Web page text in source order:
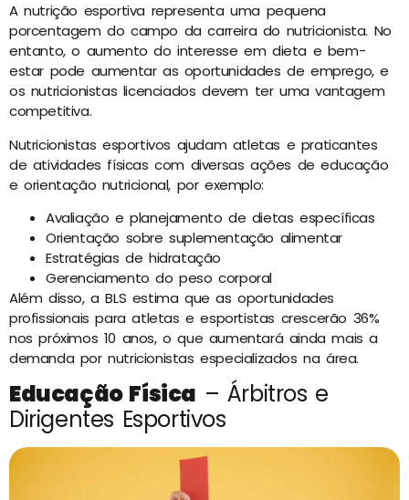
A nutrição esportiva representa uma pequena
porcentagem do campo da carreira do nutricionista. No
entanto, o aumento do interesse em dieta e bem-
estar pode aumentar as oportunidades de emprego, e
os nutricionistas licenciados devem ter uma vantagem
competitiva.
Nutricionistas esportivos ajudam atletas e praticantes
de atividades físicas com diversas ações de educação
e orientação nutricional, por exemplo:
Avaliação e planejamento de dietas específicas
Orientação sobre suplementação alimentar
Estratégias de hidratação
Gerenciamento do peso corporal
Além disso, a BLS estima que as oportunidades
profissionais para atletas e esportistas crescerão 36%
nos próximos 10 anos, o que aumentará ainda mais a
demanda por nutricionistas especializados na área.
Educação Física – Árbitros e
Dirigentes Esportivos